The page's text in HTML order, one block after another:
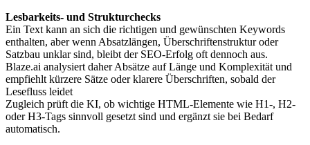
Lesbarkeits- und Strukturchecks
Ein Text kann an sich die richtigen und gewünschten Keywords
enthalten, aber wenn Absatzlängen, Überschriftenstruktur oder
Satzbau unklar sind, bleibt der SEO-Erfolg oft dennoch aus.
Blaze.ai analysiert daher Absätze auf Länge und Komplexität und
empfiehlt kürzere Sätze oder klarere Überschriften, sobald der
Lesefluss leidet
Zugleich prüft die KI, ob wichtige HTML-Elemente wie H1-, H2-
oder H3-Tags sinnvoll gesetzt sind und ergänzt sie bei Bedarf
automatisch.